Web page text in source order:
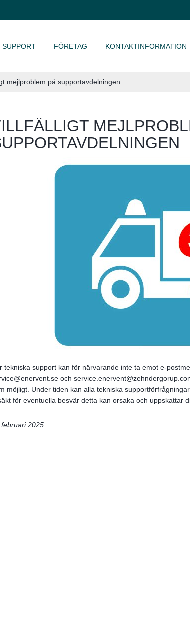
SUPPORT FÖRETAG KONTAKTINFORMATION
mejlproblem på supportavdelningen
tekniska support kan för närvarande inte ta emot e-
och
möjligt. Under tiden kan alla tekniska
för eventuella besvär detta kan orsaka och uppskattar
februari 2025